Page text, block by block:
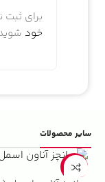
برای ثبت
خود
سایر محصولات
-13%